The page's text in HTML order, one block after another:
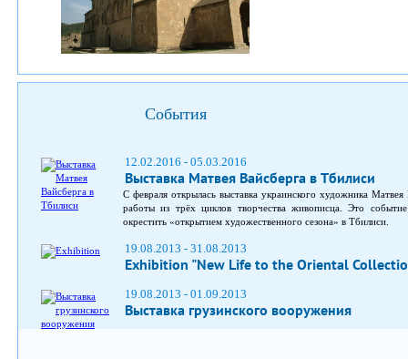
События
12.02.2016 - 05.03.2016
Выставка Матвея Вайсберга в Тбилиси
С февраля открылась выставка украинского художника
работы из трёх циклов творчества живописца. Это
окрестить «открытием художественного сезона» в Тбилиси.
19.08.2013 - 31.08.2013
Exhibition "New Life to the Oriental
19.08.2013 - 01.09.2013
Выставка грузинского вооружения